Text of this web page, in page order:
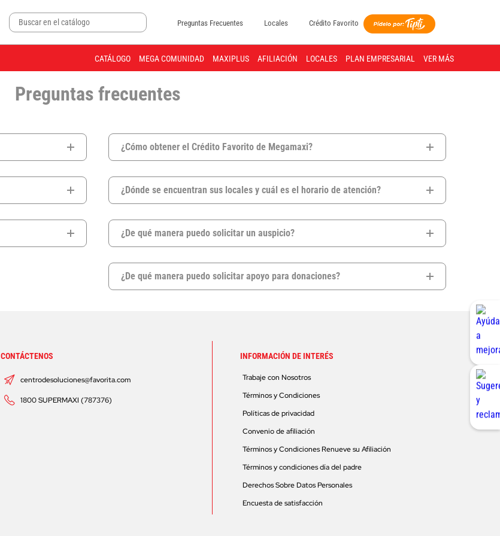
Preguntas Frecuentes Locales Crédito Favorito
CATÁLOGO MEGA COMUNIDAD MAXIPLUS AFILIACIÓN LOCALES PLAN EMPRESARIAL VER MÁS
Preguntas frecuentes
¿Cómo obtener el Crédito Favorito de Megamaxi?
¿Dónde se encuentran sus locales y cuál es el horario de atención?
¿De qué manera puedo solicitar un auspicio?
¿De qué manera puedo solicitar apoyo para donaciones?
CONTÁCTENOS
centrodesoluciones@favorita.com
1800 SUPERMAXI (787376)
INFORMACIÓN DE INTERÉS
Trabaje con Nosotros
Términos y Condiciones
Políticas de privacidad
Convenio de afiliación
Términos y Condiciones Renueve su Afiliación
Términos y condiciones día del padre
Derechos Sobre Datos Personales
Encuesta de satisfacción